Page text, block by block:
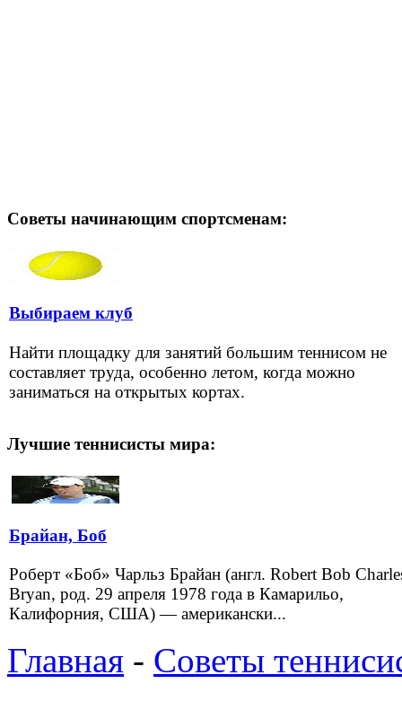
Советы начинающим спортсменам:
Выбираем клуб
Найти площадку для занятий большим теннисом не
составляет труда, особенно летом, когда можно
заниматься на открытых кортах.
Лучшие теннисисты мира:
Брайан, Боб
Роберт «Боб» Чарльз Брайан (англ. Robert Bob
Bryan, род. 29 апреля 1978 года в Камарильо,
Калифорния, США) — американски...
Главная - Советы